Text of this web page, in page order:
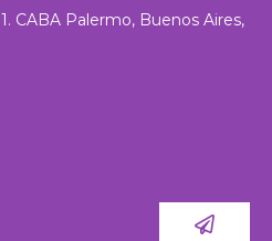
CABA Palermo, Buenos Aires,